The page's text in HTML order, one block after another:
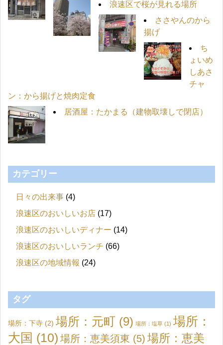
浪速区で桜が見れる場所
ささやんのから
揚げ
ち
ょいめ
しあさ
チャ
ン：から揚げと焼肉定食
居酒屋：たかまる（建物取壊しで閉店）
カテゴリー
日々の出来事 (4)
浪速区のおいしいお店 (17)
浪速区のおいしいディナー (14)
浪速区のおいしいランチ (66)
浪速区の地域情報 (24)
タグ
場所：下寺 (2) 場所：元町 (9) 場所：塩草 (1) 場所：
大国 (10) 場所：恵美須東 (5) 場所：恵美